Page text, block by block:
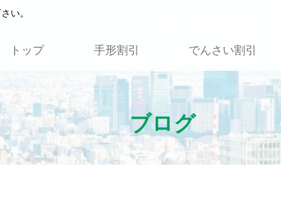
い。
トップ 手形割引 でんさい割引
ブログ